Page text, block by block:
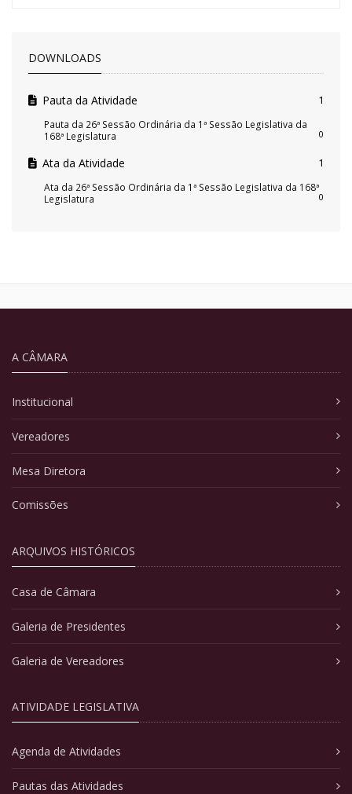
DOWNLOADS
Pauta da Atividade 1
Pauta da 26ª Sessão Ordinária da 1ª Sessão Legislativa da
168ª Legislatura
0
Ata da Atividade 1
Ata da 26ª Sessão Ordinária da 1ª Sessão Legislativa da 168ª
Legislatura
0
A CÂMARA
Institucional
Vereadores
Mesa Diretora
Comissões
ARQUIVOS HISTÓRICOS
Casa de Câmara
Galeria de Presidentes
Galeria de Vereadores
ATIVIDADE LEGISLATIVA
Agenda de Atividades
Pautas das Atividades